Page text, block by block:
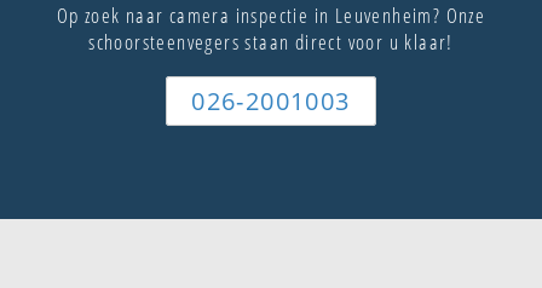
Op zoek naar camera inspectie in Leuvenheim? Onze
schoorsteenvegers staan direct voor u klaar!
026-2001003